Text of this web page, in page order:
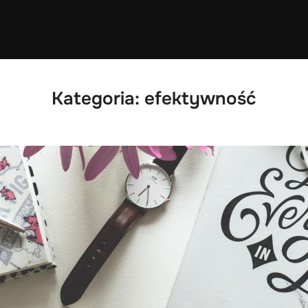
Kategoria: efektywność